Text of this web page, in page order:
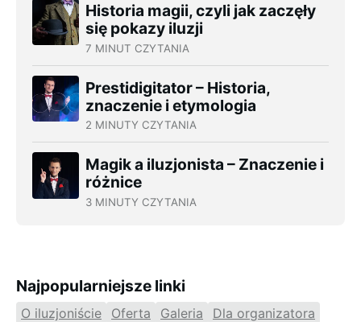
Historia magii, czyli jak zaczęły
się pokazy iluzji
7 MINUT CZYTANIA
Prestidigitator – Historia,
znaczenie i etymologia
2 MINUTY CZYTANIA
Magik a iluzjonista – Znaczenie i
różnice
3 MINUTY CZYTANIA
Najpopularniejsze linki
O iluzjoniście Oferta Galeria
Dla organizatora